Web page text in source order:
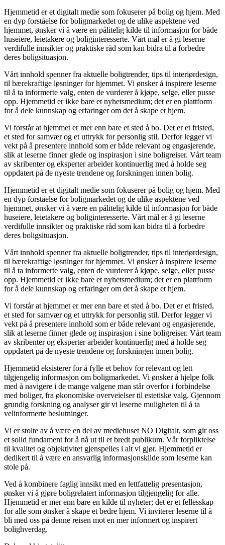
Hjemmetid er et digitalt medie som fokuserer på bolig og hjem. Med
en dyp forståelse for boligmarkedet og de ulike aspektene ved
hjemmet, ønsker vi å være en pålitelig kilde til informasjon for både
huseiere, leietakere og boliginteresserte. Vårt mål er å gi leserne
verdifulle innsikter og praktiske råd som kan bidra til å forbedre
deres boligsituasjon.
Vårt innhold spenner fra aktuelle boligtrender, tips til interiørdesign,
til bærekraftige løsninger for hjemmet. Vi ønsker å inspirere leserne
til å ta informerte valg, enten de vurderer å kjøpe, selge, eller pusse
opp. Hjemmetid er ikke bare et nyhetsmedium; det er en plattform
for å dele kunnskap og erfaringer om det å skape et hjem.
Vi forstår at hjemmet er mer enn bare et sted å bo. Det er et fristed,
et sted for samvær og et uttrykk for personlig stil. Derfor legger vi
vekt på å presentere innhold som er både relevant og engasjerende,
slik at leserne finner glede og inspirasjon i sine boligreiser. Vårt team
av skribenter og eksperter arbeider kontinuerlig med å holde seg
oppdatert på de nyeste trendene og forskningen innen bolig.
Hjemmetid er et digitalt medie som fokuserer på bolig og hjem. Med
en dyp forståelse for boligmarkedet og de ulike aspektene ved
hjemmet, ønsker vi å være en pålitelig kilde til informasjon for både
huseiere, leietakere og boliginteresserte. Vårt mål er å gi leserne
verdifulle innsikter og praktiske råd som kan bidra til å forbedre
deres boligsituasjon.
Vårt innhold spenner fra aktuelle boligtrender, tips til interiørdesign,
til bærekraftige løsninger for hjemmet. Vi ønsker å inspirere leserne
til å ta informerte valg, enten de vurderer å kjøpe, selge, eller pusse
opp. Hjemmetid er ikke bare et nyhetsmedium; det er en plattform
for å dele kunnskap og erfaringer om det å skape et hjem.
Vi forstår at hjemmet er mer enn bare et sted å bo. Det er et fristed,
et sted for samvær og et uttrykk for personlig stil. Derfor legger vi
vekt på å presentere innhold som er både relevant og engasjerende,
slik at leserne finner glede og inspirasjon i sine boligreiser. Vårt team
av skribenter og eksperter arbeider kontinuerlig med å holde seg
oppdatert på de nyeste trendene og forskningen innen bolig.
Hjemmetid eksisterer for å fylle et behov for relevant og lett
tilgjengelig informasjon om boligmarkedet. Vi ønsker å hjelpe folk
med å navigere i de mange valgene man står overfor i forbindelse
med boliger, fra økonomiske overveielser til estetiske valg. Gjennom
grundig forskning og analyser gir vi leserne muligheten til å ta
velinformerte beslutninger.
Vi er stolte av å være en del av mediehuset NO Digitalt, som gir oss
et solid fundament for å nå ut til et bredt publikum. Vår forpliktelse
til kvalitet og objektivitet gjenspeiles i alt vi gjør. Hjemmetid er
dedikert til å være en ansvarlig informasjonskilde som leserne kan
stole på.
Ved å kombinere faglig innsikt med en lettfattelig presentasjon,
ønsker vi å gjøre boligrelatert informasjon tilgjengelig for alle.
Hjemmetid er mer enn bare en kilde til nyheter; det er et fellesskap
for alle som ønsker å skape et bedre hjem. Vi inviterer leserne til å
bli med oss på denne reisen mot en mer informert og inspirert
bolighverdag.